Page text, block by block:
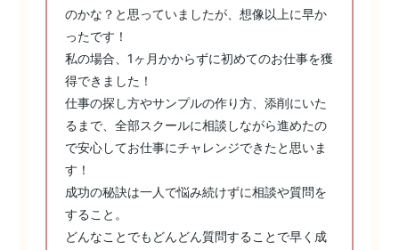
のかな？と思っていましたが、想像以上に早か
ったです！
私の場合、1ヶ月かからずに初めてのお仕事を獲
得できました！
仕事の探し方やサンプルの作り方、添削にいた
るまで、全部スクールに相談しながら進めたの
で安心してお仕事にチャレンジできたと思いま
す！
成功の秘訣は一人で悩み続けずに相談や質問を
すること。
どんなことでもどんどん質問することで早く成